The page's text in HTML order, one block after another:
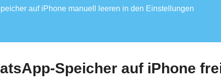
auf iPhone manuell leeren in den Einstellungen
Speicher auf iPhone